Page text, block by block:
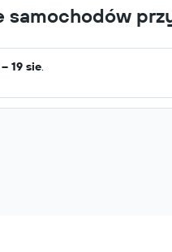
samochodów
19 sie.